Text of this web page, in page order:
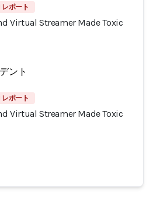
レポート
Virtual Streamer Made Toxic
ント
レポート
Virtual Streamer Made Toxic